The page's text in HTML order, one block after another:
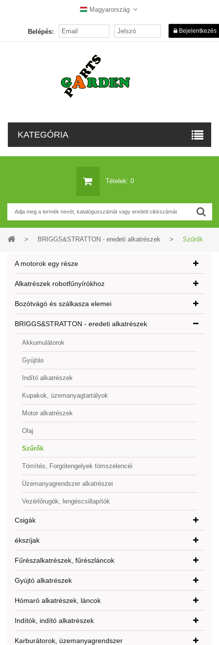
Magyarország
Belépés: Bejelentkezés
KATEGÓRIA
Tételek: 0
> BRIGGS&STRATTON - eredeti alkatrészek > Szűrők
A motorok egy része
Alkatrészek robotfűnyírókhoz
Bozótvágó és szálkasza elemei
BRIGGS&STRATTON - eredeti alkatrészek
Akkumulátorok
Gyújtás
Indító alkatrészek
Kupakok, üzemanyagtartályok
Motor alkatrészek
Olaj
Szűrők
Tömítés, Forgótengelyek tömszelencéi
Üzemanyagrendszer alkatrészei
Vezérlőrugók, lengéscsillapítók
Csigák
ékszíjak
Fűrészalkatrészek, fűrészláncok
Gyújtó alkatrészek
Hómaró alkatrészek, láncok
Indítók, indító alkatrészek
Karburátorok, üzemanyagrendszer